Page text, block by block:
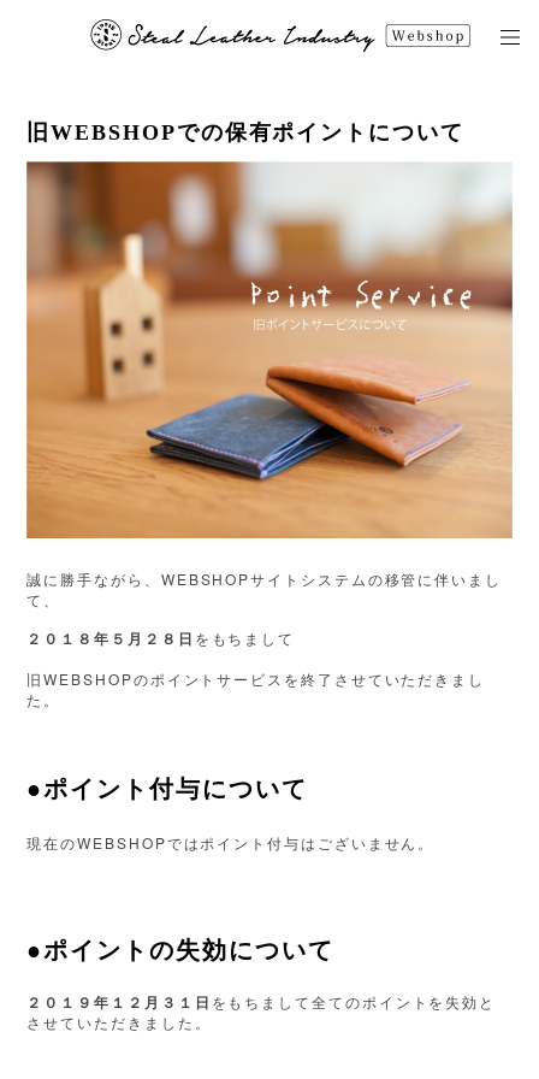
旧WEBSHOPでの保有ポイントについて
誠に勝手ながら、 WEBSHOPサイトシステムの移管に伴いまし
て、
２０１８年５月２８日 をもちまして
旧WEBSHOPのポイントサービスを終了させていただきまし
た。
●ポイント付与について
現在のWEBSHOPではポイント付与はございません。
●ポイントの失効について
２０１９年１２月３１日 をもちまして全てのポイントを失効と
させていただきました。